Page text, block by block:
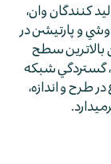
كنندگان وان،
و پارتيشن در
بالاترين سطح
گستردگي شبكه
طرح و اندازه،